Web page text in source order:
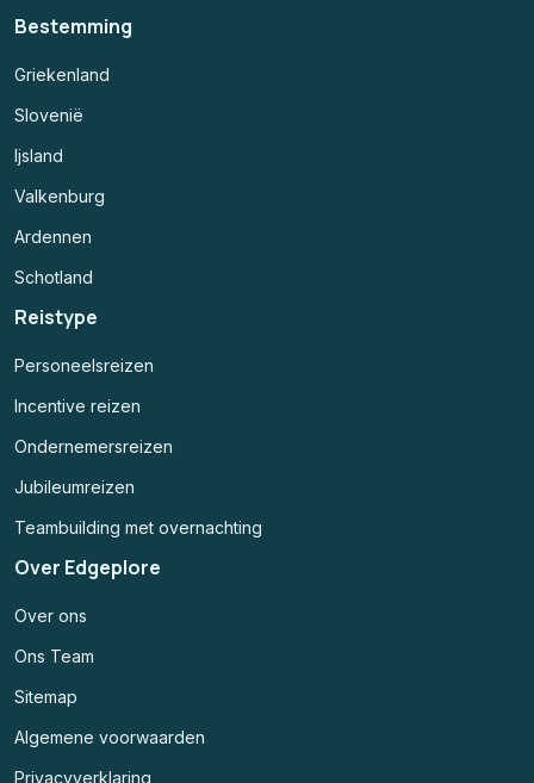
Bestemming
Griekenland
Slovenië
Ijsland
Valkenburg
Ardennen
Schotland
Reistype
Personeelsreizen
Incentive reizen
Ondernemersreizen
Jubileumreizen
Teambuilding met overnachting
Over Edgeplore
Over ons
Ons Team
Sitemap
Algemene voorwaarden
Privacyverklaring